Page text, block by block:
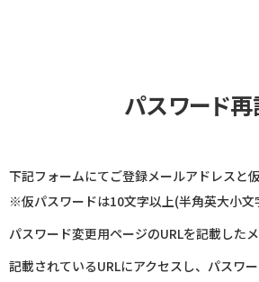
パスワード
下記フォームにてご登録メールアドレスと
※仮パスワードは10文字以上(半角英大小文
パスワード変更用ページのURLを記載した
記載されているURLにアクセスし、パスワ